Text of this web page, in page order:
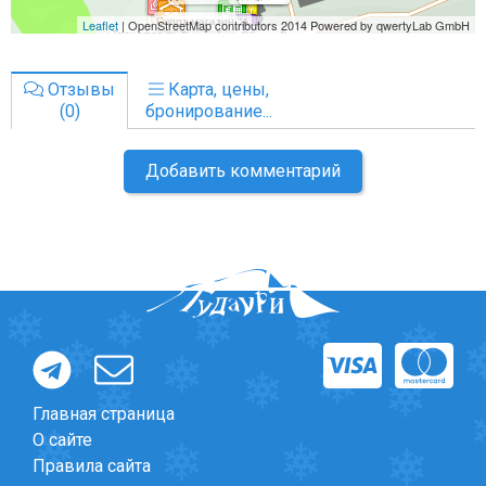
Отзывы
(0)
Карта, цены,
бронирование...
Добавить комментарий
Главная страница
О сайте
Правила сайта